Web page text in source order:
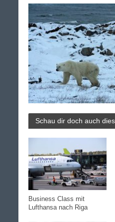
Schau dir doch auch
Business Class mit
Lufthansa nach Riga